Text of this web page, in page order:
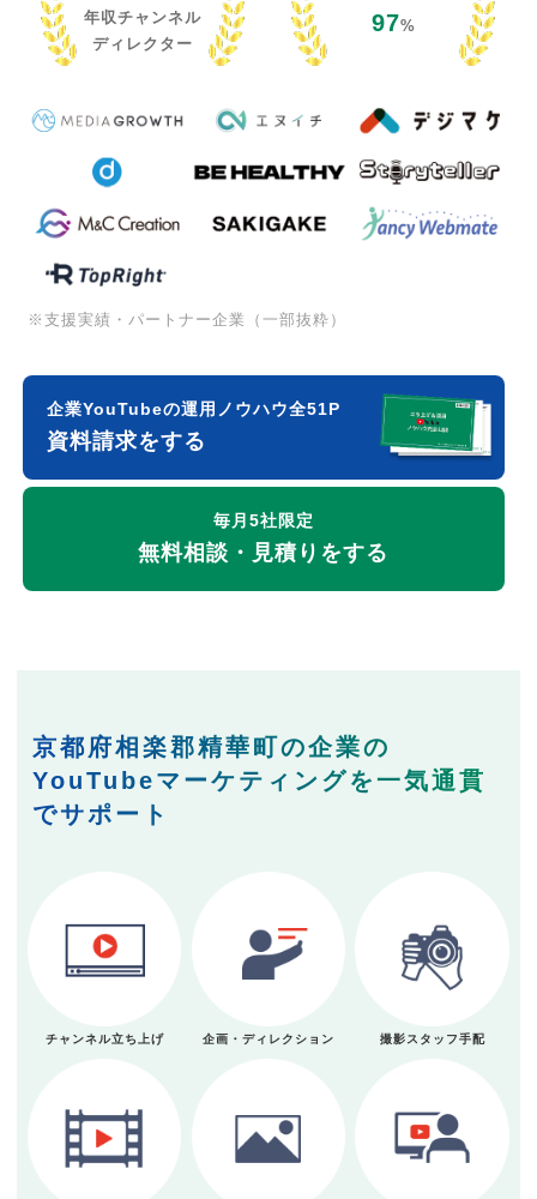
年収チャンネル
ディレクター
97%
※支援実績・パートナー企業（一部抜粋）
企業YouTubeの運用ノウハウ全51P
資料請求をする
毎月5社限定
無料相談・見積りをする
京都府相楽郡精華町の企業の
YouTubeマーケティングを一気通貫
でサポート
チャンネル立ち上げ 企画・ディレクション 撮影スタッフ手配